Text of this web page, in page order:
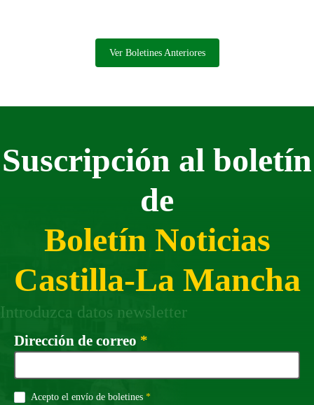
Ver Boletines Anteriores
Suscripción al boletín
de
Boletín Noticias
Castilla-La Mancha
Introduzca datos newsletter
Dirección de correo *
Acepto el envío de boletines *Campo obligatorio